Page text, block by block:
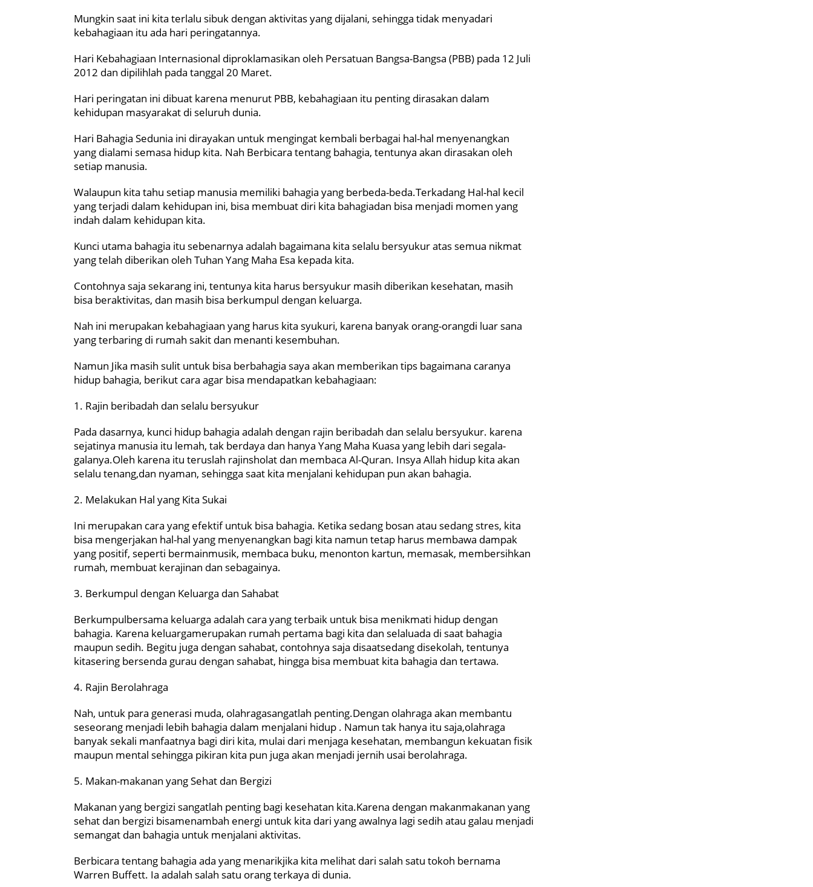
Mungkin saat ini kita terlalu sibuk dengan aktivitas yang dijalani, sehingga tidak menyadari
kebahagiaan itu ada hari peringatannya.
Hari Kebahagiaan Internasional diproklamasikan oleh Persatuan Bangsa-Bangsa (PBB) pada 12 Juli
2012 dan dipilihlah pada tanggal 20 Maret.
Hari peringatan ini dibuat karena menurut PBB, kebahagiaan itu penting dirasakan dalam
kehidupan masyarakat di seluruh dunia.
Hari Bahagia Sedunia ini dirayakan untuk mengingat kembali berbagai hal-hal menyenangkan
yang dialami semasa hidup kita. Nah Berbicara tentang bahagia, tentunya akan dirasakan oleh
setiap manusia.
Walaupun kita tahu setiap manusia memiliki bahagia yang berbeda-beda.Terkadang Hal-hal kecil
yang terjadi dalam kehidupan ini, bisa membuat diri kita bahagiadan bisa menjadi momen yang
indah dalam kehidupan kita.
Kunci utama bahagia itu sebenarnya adalah bagaimana kita selalu bersyukur atas semua nikmat
yang telah diberikan oleh Tuhan Yang Maha Esa kepada kita.
Contohnya saja sekarang ini, tentunya kita harus bersyukur masih diberikan kesehatan, masih
bisa beraktivitas, dan masih bisa berkumpul dengan keluarga.
Nah ini merupakan kebahagiaan yang harus kita syukuri, karena banyak orang-orangdi luar sana
yang terbaring di rumah sakit dan menanti kesembuhan.
Namun Jika masih sulit untuk bisa berbahagia saya akan memberikan tips bagaimana caranya
hidup bahagia, berikut cara agar bisa mendapatkan kebahagiaan:
1. Rajin beribadah dan selalu bersyukur
Pada dasarnya, kunci hidup bahagia adalah dengan rajin beribadah dan selalu bersyukur. karena
sejatinya manusia itu lemah, tak berdaya dan hanya Yang Maha Kuasa yang lebih dari segala-
galanya.Oleh karena itu teruslah rajinsholat dan membaca Al-Quran. Insya Allah hidup kita akan
selalu tenang,dan nyaman, sehingga saat kita menjalani kehidupan pun akan bahagia.
2. Melakukan Hal yang Kita Sukai
Ini merupakan cara yang efektif untuk bisa bahagia. Ketika sedang bosan atau sedang stres, kita
bisa mengerjakan hal-hal yang menyenangkan bagi kita namun tetap harus membawa dampak
yang positif, seperti bermainmusik, membaca buku, menonton kartun, memasak, membersihkan
rumah, membuat kerajinan dan sebagainya.
3. Berkumpul dengan Keluarga dan Sahabat
Berkumpulbersama keluarga adalah cara yang terbaik untuk bisa menikmati hidup dengan
bahagia. Karena keluargamerupakan rumah pertama bagi kita dan selaluada di saat bahagia
maupun sedih. Begitu juga dengan sahabat, contohnya saja disaatsedang disekolah, tentunya
kitasering bersenda gurau dengan sahabat, hingga bisa membuat kita bahagia dan tertawa.
4. Rajin Berolahraga
Nah, untuk para generasi muda, olahragasangatlah penting.Dengan olahraga akan membantu
seseorang menjadi lebih bahagia dalam menjalani hidup . Namun tak hanya itu saja,olahraga
banyak sekali manfaatnya bagi diri kita, mulai dari menjaga kesehatan, membangun kekuatan fisik
maupun mental sehingga pikiran kita pun juga akan menjadi jernih usai berolahraga.
5. Makan-makanan yang Sehat dan Bergizi
Makanan yang bergizi sangatlah penting bagi kesehatan kita.Karena dengan makanmakanan yang
sehat dan bergizi bisamenambah energi untuk kita dari yang awalnya lagi sedih atau galau menjadi
semangat dan bahagia untuk menjalani aktivitas.
Berbicara tentang bahagia ada yang menarikjika kita melihat dari salah satu tokoh bernama
Warren Buffett. Ia adalah salah satu orang terkaya di dunia.